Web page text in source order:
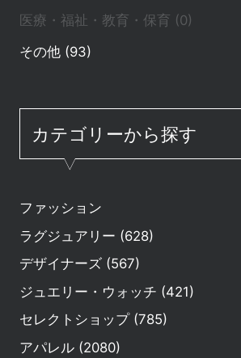
医療・福祉・教育・保育 (0)
その他 (93)
カテゴリーから探す
ファッション
ラグジュアリー (628)
デザイナーズ (567)
ジュエリー・ウォッチ (421)
セレクトショップ (785)
アパレル (2080)